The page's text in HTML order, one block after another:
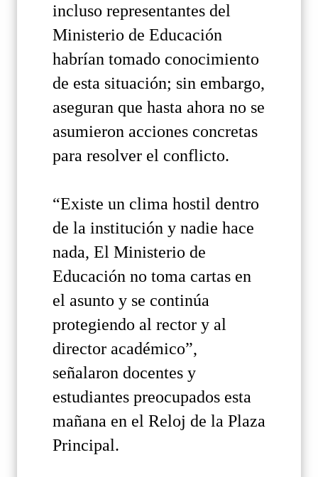
incluso representantes del
Ministerio de Educación
habrían tomado conocimiento
de esta situación; sin embargo,
aseguran que hasta ahora no se
asumieron acciones concretas
para resolver el conflicto.
“Existe un clima hostil dentro
de la institución y nadie hace
nada, El Ministerio de
Educación no toma cartas en
el asunto y se continúa
protegiendo al rector y al
director académico”,
señalaron docentes y
estudiantes preocupados esta
mañana en el Reloj de la Plaza
Principal.